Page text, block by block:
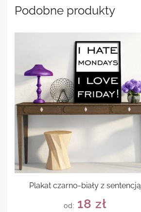
Podobne produkty
Plakat czarno-biały z sentencją
od: 18 zł